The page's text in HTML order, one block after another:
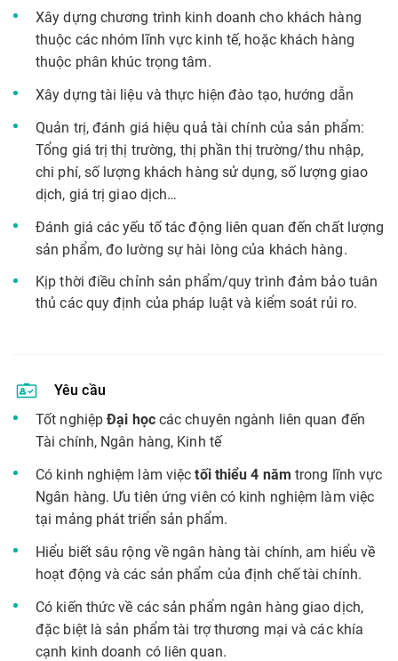
Xây dựng chương trình kinh doanh cho khách hàng
thuộc các nhóm lĩnh vực kinh tế, hoặc khách hàng
thuộc phân khúc trọng tâm.
Xây dựng tài liệu và thực hiện đào tạo, hướng dẫn
Quản trị, đánh giá hiệu quả tài chính của sản phẩm:
Tổng giá trị thị trường, thị phần thị trường/thu nhập,
chi phí, số lượng khách hàng sử dụng, số lượng giao
dịch, giá trị giao dịch…
Đánh giá các yếu tố tác động liên quan đến chất lượng
sản phẩm, đo lường sự hài lòng của khách hàng.
Kịp thời điều chỉnh sản phẩm/quy trình đảm bảo tuân
thủ các quy định của pháp luật và kiểm soát rủi ro.
Yêu cầu
Tốt nghiệpĐại họccác chuyên ngành liên quan đến
Tài chính, Ngân hàng, Kinh tế
Có kinh nghiệm làm việctối thiểu 4 năm trong lĩnh vực
Ngân hàng. Ưu tiên ứng viên có kinh nghiệm làm việc
tại mảng phát triển sản phẩm.
Hiểu biết sâu rộng về ngân hàng tài chính, am hiểu về
hoạt động và các sản phẩm của định chế tài chính.
Có kiến thức về các sản phẩm ngân hàng giao dịch,
đặc biệt là sản phẩm tài trợ thương mại và các khía
cạnh kinh doanh có liên quan.